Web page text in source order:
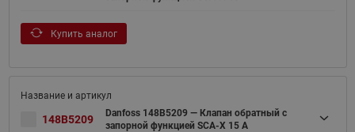
Купить аналог
148B5209
Danfoss 148B5209 — Клапан обратный с
запорной функцией SCA-X 15 A